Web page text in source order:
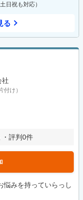
日祝も対応）
る
社
付け）
評判0件
悩みを持っていらっし